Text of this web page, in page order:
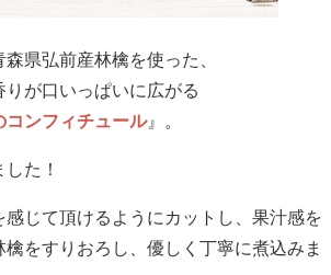
県弘前産林檎を使った、
が口いっぱいに広がる
ンフィチュール』。
た！
じて頂けるようにカットし、果汁感を
をすりおろし、優しく丁寧に煮込みま